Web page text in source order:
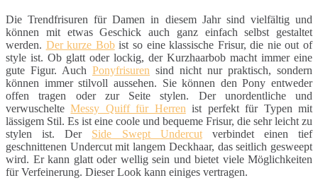
Die Trendfrisuren für Damen in diesem Jahr sind vielfältig und
können mit etwas Geschick auch ganz einfach selbst gestaltet
werden. Der kurze Bobist so eine klassische Frisur, die nie out of
style ist. Ob glatt oder lockig, der Kurzhaarbob macht immer eine
gute Figur. Auch Ponyfrisuren sind nicht nur praktisch, sondern
können immer stilvoll aussehen. Sie können den Pony entweder
offen tragen oder zur Seite stylen. Der unordentliche und
verwuschelteMessy Quiff für Herren ist perfekt für Typen mit
lässigem Stil. Es ist eine coole und bequeme Frisur, die sehr leicht zu
stylen ist. Der Side Swept Undercutverbindet einen tief
geschnittenen Undercut mit langem Deckhaar, das seitlich gesweept
wird. Er kann glatt oder wellig sein und bietet viele Möglichkeiten
für Verfeinerung. Dieser Look kann einiges vertragen.